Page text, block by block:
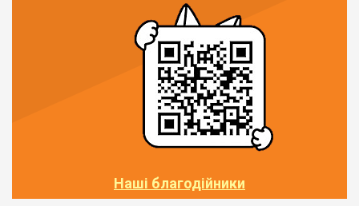
Наші благодійники